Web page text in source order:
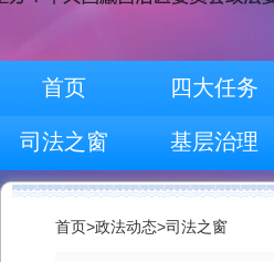
首页 四大任务
司法之窗 基层治理
首页>政法动态>司法之窗